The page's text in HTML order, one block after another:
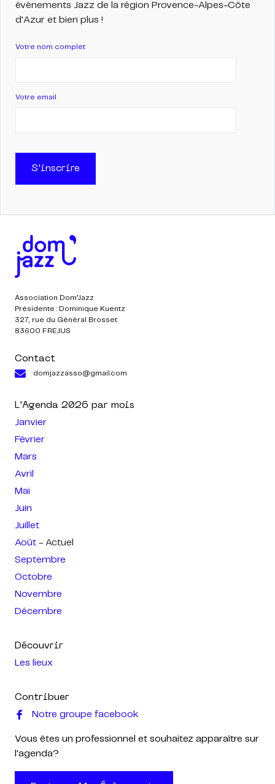
évènements Jazz de la région Provence-Alpes-Côte
d'Azur et bien plus !
Votre nom complet
Votre email
S'inscrire
Association Dom’Jazz
Présidente : Dominique Kuentz
327, rue du Général Brosset
83600 FREJUS
Contact
domjazzasso@gmail.com
L'Agenda 2026 par mois
Janvier
Février
Mars
Avril
Mai
Juin
Juillet
Août - Actuel
Septembre
Octobre
Novembre
Décembre
Découvrir
Les lieux
Contribuer
Notre groupe facebook
Vous êtes un professionnel et souhaitez apparaître sur
l'agenda?